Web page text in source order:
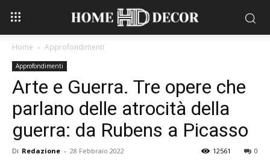
Home Approfondimenti
Approfondimenti
Arte e Guerra. Tre opere che
parlano delle atrocità della
guerra: da Rubens a Picasso
Di Redazione - 28 Febbraio 2022 0
12561